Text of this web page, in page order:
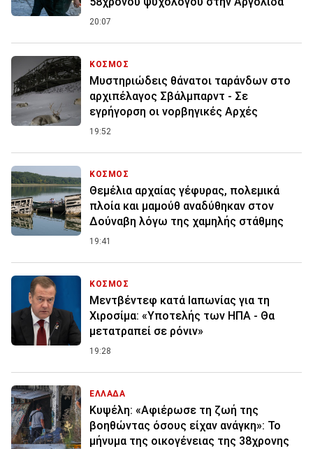
20:07
ΚΟΣΜΟΣ
Μυστηριώδεις θάνατοι ταράνδων στο
αρχιπέλαγος Σβάλμπαρντ - Σε
εγρήγορση οι νορβηγικές Αρχές
19:52
ΚΟΣΜΟΣ
Θεμέλια αρχαίας γέφυρας, πολεμικά
πλοία και μαμούθ αναδύθηκαν στον
Δούναβη λόγω της χαμηλής στάθμης
19:41
ΚΟΣΜΟΣ
Μεντβέντεφ κατά Ιαπωνίας για τη
Χιροσίμα: «Υποτελής των ΗΠΑ - Θα
μετατραπεί σε ρόνιν»
19:28
ΕΛΛΑΔΑ
Κυψέλη: «Αφιέρωσε τη ζωή της
βοηθώντας όσους είχαν ανάγκη»: Το
μήνυμα της οικογένειας της 38χρονης